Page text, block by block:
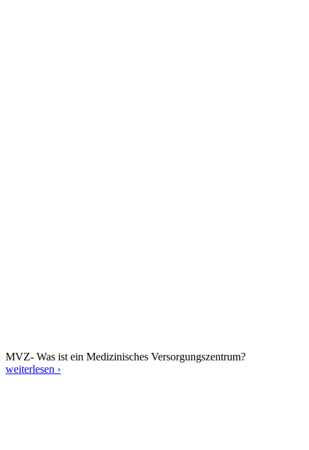
MVZ- Was ist ein Medizinisches Versorgungszentrum?
weiterlesen ›